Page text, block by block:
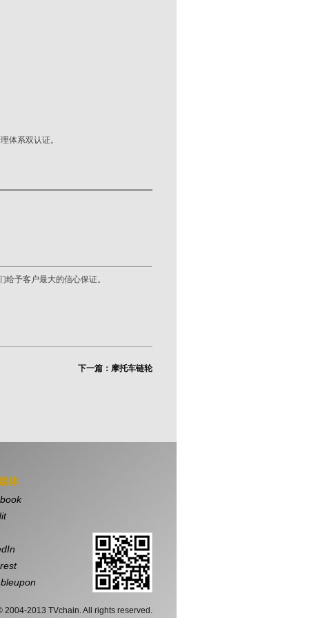
体系双认证。
予客户最大的信心保证。
下一篇：摩托车链轮
体
2004-2013 TVchain. All rights reserved.